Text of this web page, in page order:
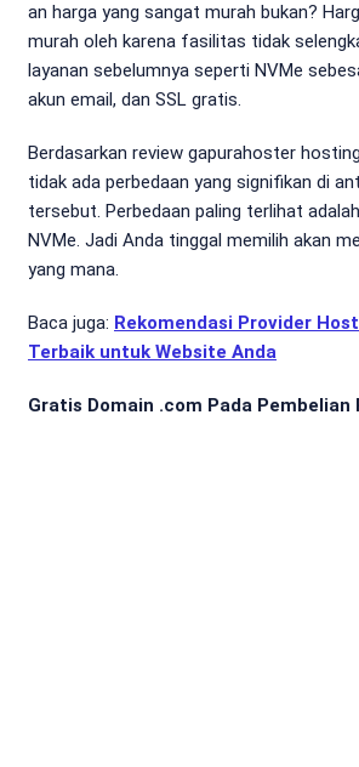
an harga yang sangat murah bukan?
murah oleh karena fasilitas tidak
layanan sebelumnya seperti NVMe
akun email, dan SSL gratis.
Berdasarkan review gapurahoster
tidak ada perbedaan yang signifikan di
tersebut. Perbedaan paling terlihat
NVMe. Jadi Anda tinggal memilih akan
yang mana.
Baca juga: Rekomendasi Provider
Terbaik untuk Website Anda
Gratis Domain .com Pada Pembelian